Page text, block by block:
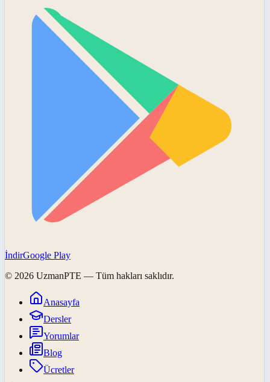
İndirGoogle Play
© 2026 UzmanPTE — Tüm hakları saklıdır.
Anasayfa
Dersler
Yorumlar
Blog
Ücretler